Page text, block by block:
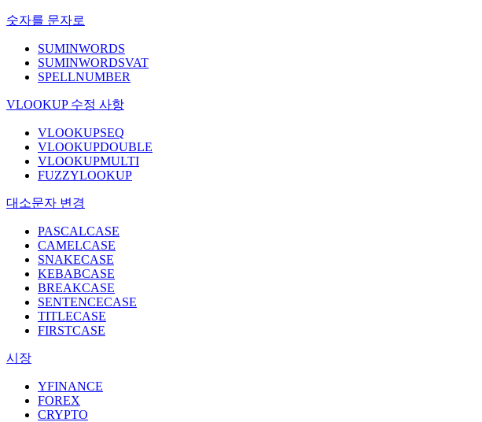
숫자를 문자로
SUMINWORDS
SUMINWORDSVAT
SPELLNUMBER
VLOOKUP 수정 사항
VLOOKUPSEQ
VLOOKUPDOUBLE
VLOOKUPMULTI
FUZZYLOOKUP
대소문자 변경
PASCALCASE
CAMELCASE
SNAKECASE
KEBABCASE
BREAKCASE
SENTENCECASE
TITLECASE
FIRSTCASE
시장
YFINANCE
FOREX
CRYPTO